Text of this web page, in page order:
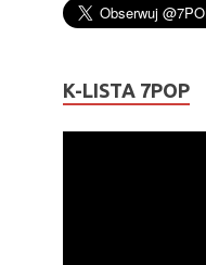
K-LISTA 7POP